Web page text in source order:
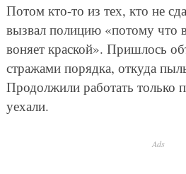
Потом кто-то из тех, кто не
вызвал полицию «потому что
воняет краской». Пришлось
стражами порядка, откуда
Продолжили работать только
уехали.
Ads